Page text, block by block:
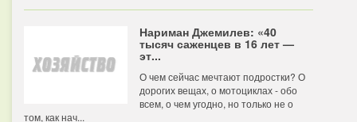
Нариман Джемилев: «40
тысяч саженцев в 16 лет —
эт...
О чем сейчас мечтают подростки? О
дорогих вещах, о мотоциклах - обо
всем, о чем угодно, но только не о
том, как нач...